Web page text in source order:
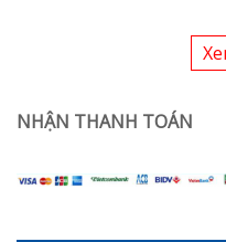
NHẬN THANH TOÁN